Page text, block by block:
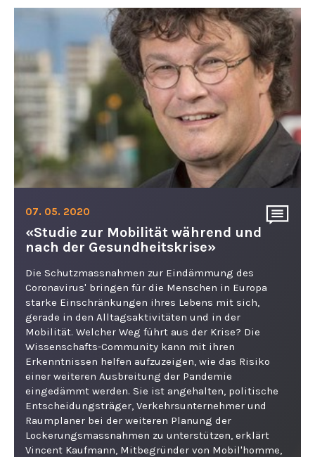
07. 05. 2020
«Studie zur Mobilität während und
nach der Gesundheitskrise»
Die Schutzmassnahmen zur Eindämmung des
Coronavirus' bringen für die Menschen in Europa
starke Einschränkungen ihres Lebens mit sich,
gerade in den Alltagsaktivitäten und in der
Mobilität. Welcher Weg führt aus der Krise? Die
Wissenschafts-Community kann mit ihren
Erkenntnissen helfen aufzuzeigen, wie das Risiko
einer weiteren Ausbreitung der Pandemie
eingedämmt werden. Sie ist angehalten, politische
Entscheidungsträger, Verkehrsunternehmer und
Raumplaner bei der weiteren Planung der
Lockerungsmassnahmen zu unterstützen, erklärt
Vincent Kaufmann, Mitbegründer von Mobil'homme,